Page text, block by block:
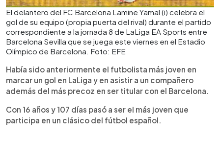
El delantero del FC Barcelona Lamine Yamal (i) celebra el
gol de su equipo (propia puerta del rival) durante el partido
correspondiente a la jornada 8 de LaLiga EA Sports entre
Barcelona Sevilla que se juega este viernes en el Estadio
Olímpico de Barcelona. Foto: EFE
Había sido anteriormente el futbolista más joven en
marcar un gol en LaLiga y en asistir a un compañero
además del más precoz en ser titular con el Barcelona.
Con 16 años y 107 días pasó a ser el más joven que
participa en un clásico del fútbol español.